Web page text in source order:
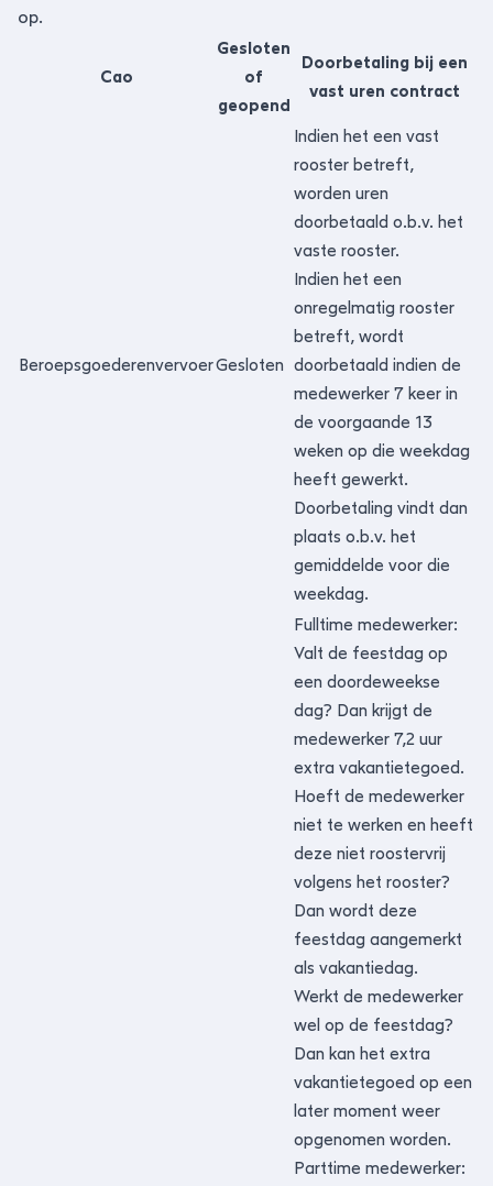
op.
Cao
Gesloten
of
geopend
Doorbetaling bij een
vast uren contract
BeroepsgoederenvervoerGesloten
Indien het een vast
rooster betreft,
worden uren
doorbetaald o.b.v. het
vaste rooster.
Indien het een
onregelmatig rooster
betreft, wordt
doorbetaald indien de
medewerker 7 keer in
de voorgaande 13
weken op die weekdag
heeft gewerkt.
Doorbetaling vindt dan
plaats o.b.v. het
gemiddelde voor die
weekdag.
Fulltime medewerker:
Valt de feestdag op
een doordeweekse
dag? Dan krijgt de
medewerker 7,2 uur
extra vakantietegoed.
Hoeft de medewerker
niet te werken en heeft
deze niet roostervrij
volgens het rooster?
Dan wordt deze
feestdag aangemerkt
als vakantiedag.
Werkt de medewerker
wel op de feestdag?
Dan kan het extra
vakantietegoed op een
later moment weer
opgenomen worden.
Parttime medewerker: